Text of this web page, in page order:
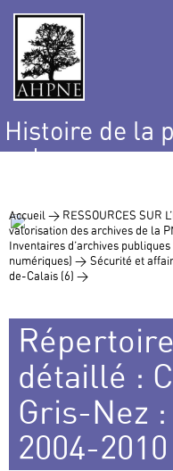
Histoire de la
nature
Accueil > RESSOURCES SUR
valorisation des archives de la
Inventaires d’archives
numériques) > Sécurité et
de-Calais (6) >
détaillé :
Gris-Nez
2004-2010